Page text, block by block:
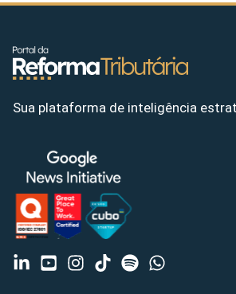
Sua plataforma de inteligência